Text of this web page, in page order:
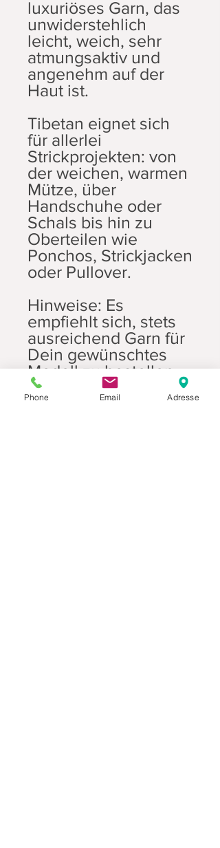
luxuriöses Garn, das
unwiderstehlich
leicht, weich, sehr
atmungsaktiv und
angenehm auf der
Haut ist.
Tibetan eignet sich
für allerlei
Strickprojekten: von
der weichen, warmen
Mütze, über
Handschuhe oder
Schals bis hin zu
Oberteilen wie
Ponchos, Strickjacken
oder Pullover.
Hinweise: Es
empfiehlt sich, stets
ausreichend Garn für
Dein gewünschtes
Modell zu bestellen.
Nur so kannst
Du sicherstellen, dass
Phone Email Adresse